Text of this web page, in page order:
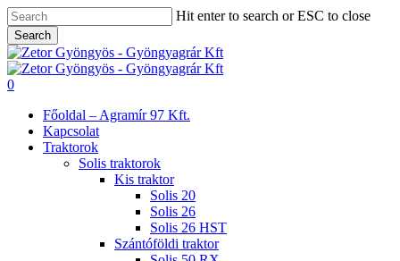
Skip
to
main
content
Hit enter to search or ESC to close
Search
Close
Search
search
0
Főoldal – Agramír 97 Kft.
Kapcsolat
Traktorok
Solis traktorok
Kis traktor
Solis 20
Solis 26
Solis 26 HST
Szántóföldi traktor